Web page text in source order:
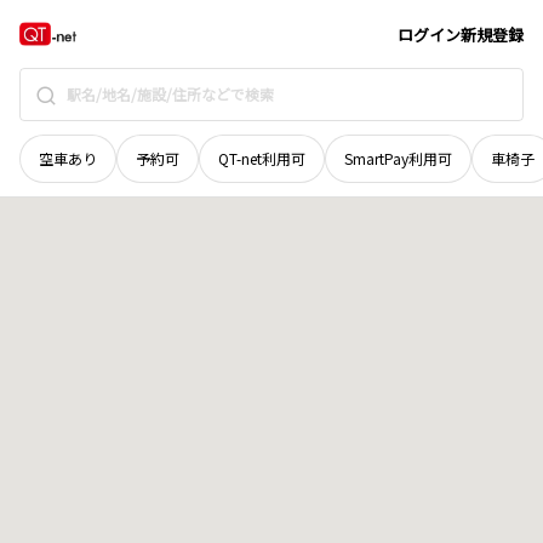
ログイン新規登録
空車あり 予約可 QT-net利用可 SmartPay利用可 車椅子
北海道